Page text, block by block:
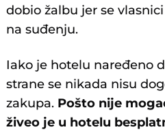
dobio žalbu jer se
na suđenju.
Iako je hotelu naređeno
strane se nikada nisu
zakupa. Pošto nije
živeo je u hotelu